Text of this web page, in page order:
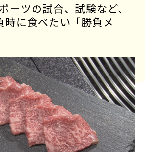
ーツの試合、試験など、
時に食べたい「勝負メ